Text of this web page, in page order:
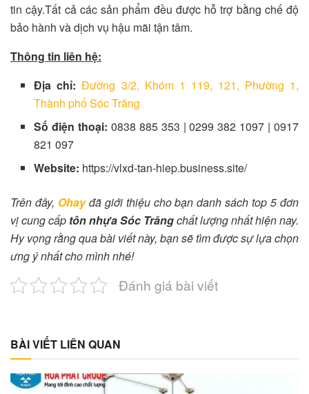
tin cậy.Tất cả các sản phẩm đều được hỗ trợ bằng chế độ
bảo hành và dịch vụ hậu mãi tận tâm.
Thông tin liên hệ:
Địa chỉ:Đường 3/2, Khóm 1 119, 121, Phường 1,
Thành phố Sóc Trăng
Số điện thoại: 0838 885 353 | 0299 382 1097 | 0917
821 097
Website: https://vlxd-tan-hiep.business.site/
Trên đây, Ohayđã giới thiệu cho bạn danh sách top 5 đơn
vị cung cấp tôn nhựa Sóc Trăngchất lượng nhất hiện nay.
Hy vọng rằng qua bài viết này, bạn sẽ tìm được sự lựa chọn
ưng ý nhất cho mình nhé!
Đánh giá bài viết
BÀI VIẾT LIÊN QUAN